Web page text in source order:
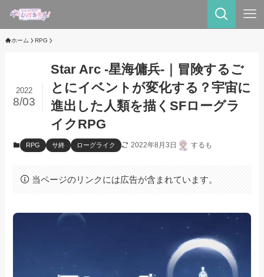
ホーム RPG
Star Arc -星海傭兵-｜冒険するご
とにイベントが変化する？宇宙に
進出した人類を描くSFローグラ
イクRPG
2022
8/03
RPG サ終 ローグライク 2022年8月3日 するも
当ページのリンクには広告が含まれています。